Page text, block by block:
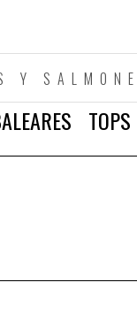
Y
TOPS